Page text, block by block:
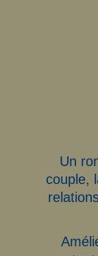
Un
couple,